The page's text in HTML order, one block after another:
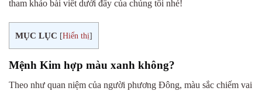
tham khảo bài viết dưới đây của chúng tôi nhé!
MỤC LỤC [Hiển thị]
Mệnh Kim hợp màu xanh không?
Theo như quan niệm của người phương Đông, màu sắc chiếm vai